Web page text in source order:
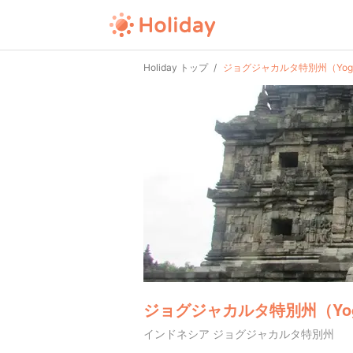
Holiday トップ ジョグジャカルタ特別州（
ジョグジャカルタ特別州（
インドネシア ジョグジャカルタ特別州